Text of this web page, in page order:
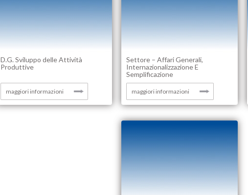
D.G. Sviluppo delle Attività
Produttive
maggiori informazioni
Settore – Affari Generali,
Internazionalizzazione E
Semplificazione
maggiori informazioni